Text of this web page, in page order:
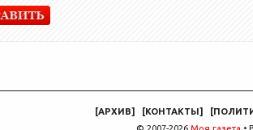
[АРХИВ] [КОНТАКТЫ] [